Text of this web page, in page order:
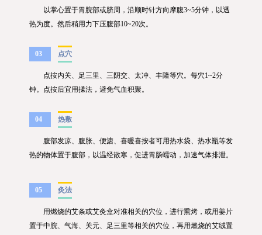
以掌心置于胃脘部或脐周，沿顺时针方向摩腹3~5分钟，以透
热为度。然后稍用力下压腹部10~20次。
03 点穴
点按内关、足三里、三阴交、太冲、丰隆等穴。每穴1~2分
钟。点按后宜用揉法，避免气血积聚。
04 热敷
腹部发凉、腹胀、便溏、喜暖喜按者可用热水袋、热水瓶等发
热的物体置于腹部，以温经散寒，促进胃肠蠕动，加速气体排泄。
05 灸法
用燃烧的艾条或艾灸盒对准相关的穴位，进行熏烤，或用姜片
置于中脘、气海、关元、足三里等相关的穴位，再用燃烧的艾绒置